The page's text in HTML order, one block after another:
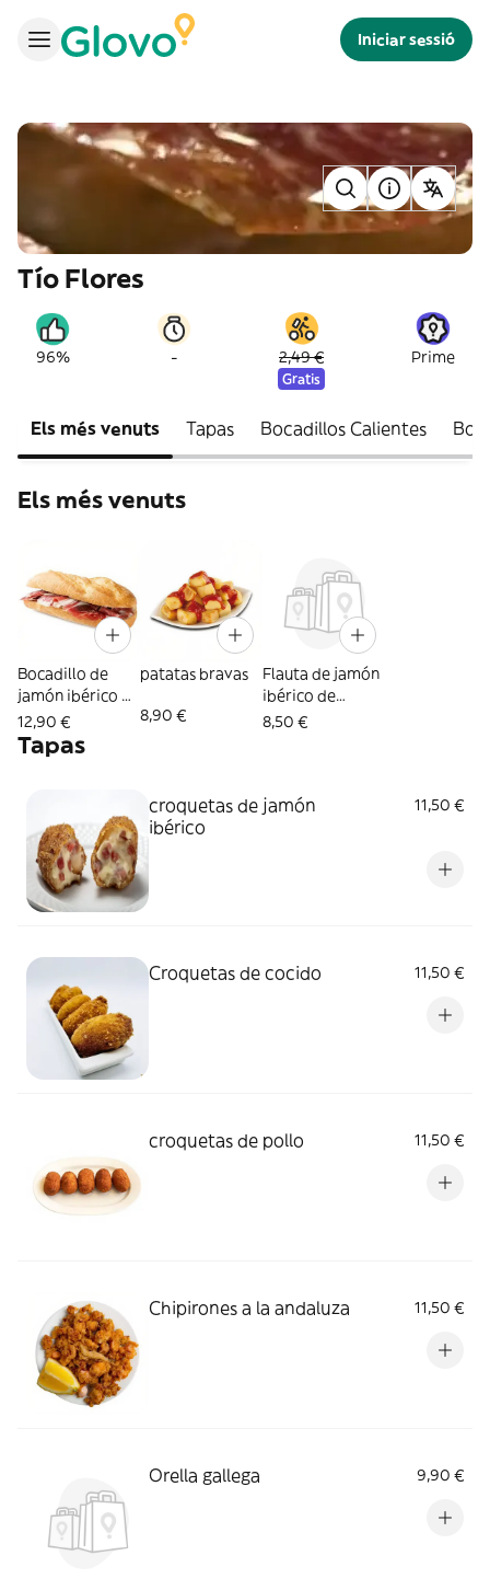
Iniciar sessió
Tío Flores
96% - 2,49 €
Gratis
Prime
Els més venuts Tapas Bocadillos Calientes
Els més venuts
Bocadillo de
jamón ibérico de
bellota
12,90 €
patatas bravas
8,90 €
Flauta de jamón
ibérico de
bellota
8,50 €
Tapas
croquetas de jamón
ibérico
11,50 €
Croquetas de cocido 11,50 €
croquetas de pollo 11,50 €
Chipirones a la andaluza 11,50 €
Orella gallega 9,90 €